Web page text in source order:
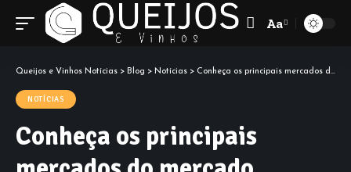
Font
Aa
Queijos e Vinhos Notícias > Blog > Notícias > Conheça os principais mercados do mercado financeiro
NOTÍCIAS
Conheça os principais